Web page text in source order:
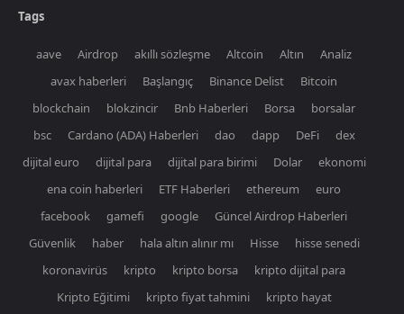
Tags
aave Airdrop akıllı sözleşme Altcoin Altın
Analiz
avax haberleri
Başlangıç Binance Delist
Bitcoin
blockchain
blokzincir Bnb Haberleri Borsa
borsalar
bsc
Cardano (ADA) Haberleri dao dapp DeFi
dex
dijital euro
dijital para dijital para birimi Dolar
ekonomi
ena coin haberleri
ETF Haberleri ethereum
euro
facebook
gamefi google
Güncel Airdrop Haberleri
Güvenlik
haber hala altın alınır mı Hisse
hisse senedi
koronavirüs
kripto kripto borsa
kripto dijital para
Kripto Eğitimi
kripto fiyat tahmini kripto hayat